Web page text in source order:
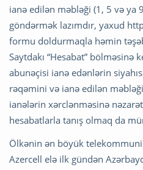
ianə edilən məbləği (1, 5 və ya
göndərmək lazımdır, yaxud
formu doldurmaqla həmin
Saytdakı “Hesabat” bölməsinə
abunəçisi ianə edənlərin
rəqəmini və ianə edilən
ianələrin xərclənməsinə
hesabatlarla tanış olmaq da
Ölkənin ən böyük
Azercell elə ilk gündən